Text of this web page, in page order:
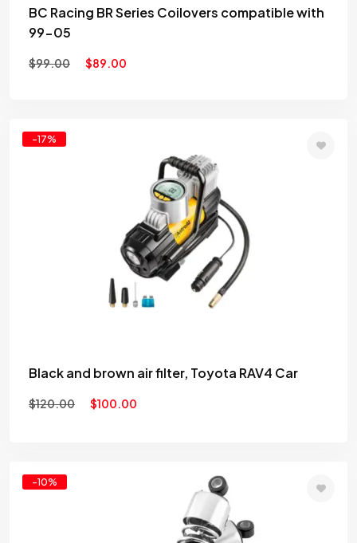
BC Racing BR Series Coilovers compatible with
99-05
$99.00 $89.00
-17%
Black and brown air filter, Toyota RAV4 Car
$120.00 $100.00
-10%